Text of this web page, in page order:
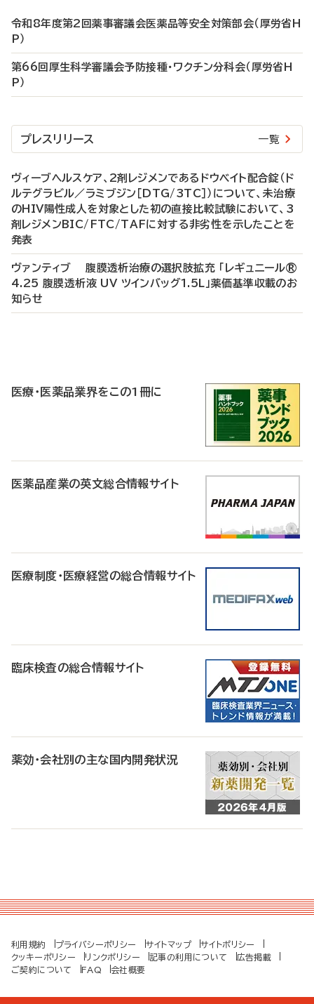
令和8年度第2回薬事審議会医薬品等安全対策部会（厚労省H
P）
第66回厚生科学審議会予防接種・ワクチン分科会（厚労省H
P）
プレスリリース 一覧
ヴィーブヘルスケア、2剤レジメンであるドウベイト配合錠（ド
ルテグラビル／ラミブジン［DTG/3TC］）について、未治療
のHIV陽性成人を対象とした初の直接比較試験において、3
剤レジメンBIC/FTC/TAFに対する非劣性を示したことを
発表
ヴァンティブ 腹膜透析治療の選択肢拡充 「レギュニール®
4.25 腹膜透析液 UV ツインバッグ1.5L」薬価基準収載のお
知らせ
医療・医薬品業界をこの1冊に
医薬品産業の英文総合情報サイト
医療制度・医療経営の総合情報サイト
臨床検査の総合情報サイト
薬効・会社別の主な国内開発状況
利用規約 プライバシーポリシー サイトマップ
サイトポリシー
クッキーポリシー
リンクポリシー 記事の利用について
広告掲載
ご契約について
FAQ 会社概要